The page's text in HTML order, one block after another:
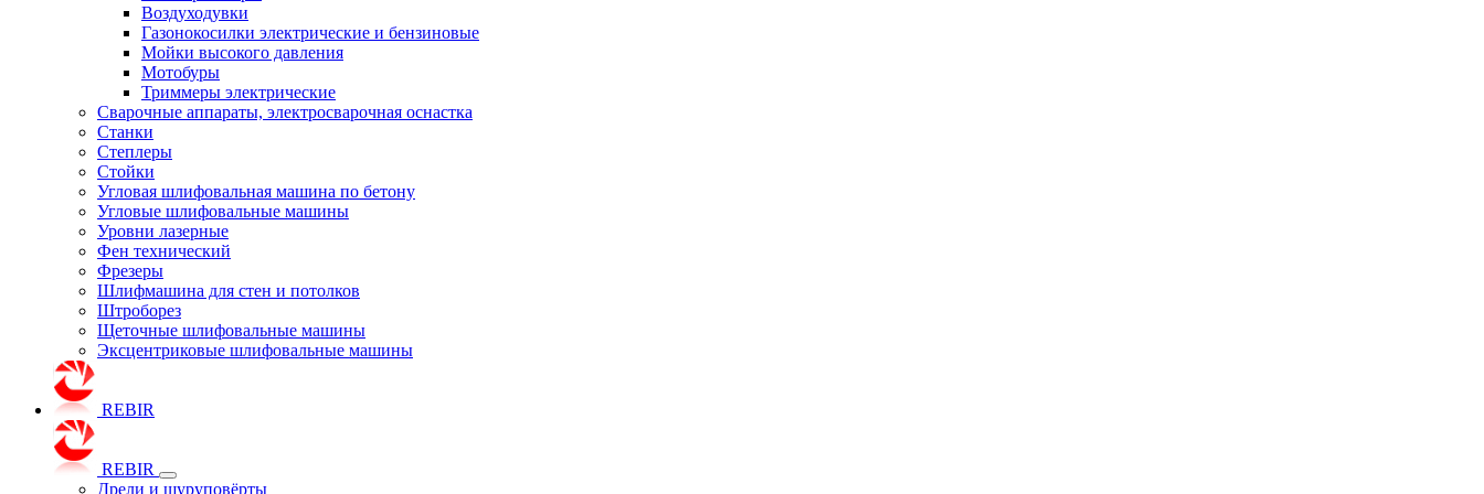
Воздуходувки
Газонокосилки электрические и бензиновые
Мойки высокого давления
Мотобуры
Триммеры электрические
Сварочные аппараты, электросварочная оснастка
Станки
Степлеры
Стойки
Угловая шлифовальная машина по бетону
Угловые шлифовальные машины
Уровни лазерные
Фен технический
Фрезеры
Шлифмашина для стен и потолков
Штроборез
Щеточные шлифовальные машины
Эксцентриковые шлифовальные машины
REBIR
REBIR
Дрели и шуруповёрты